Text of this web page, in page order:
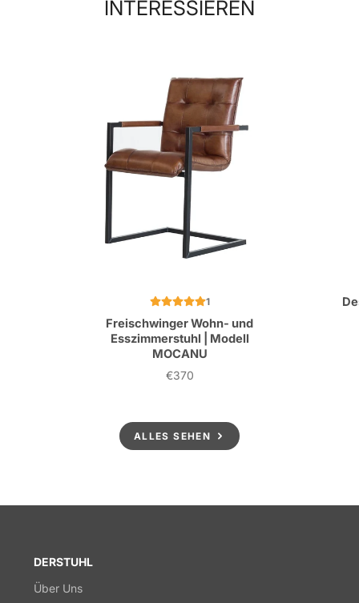
INTERESSIEREN
1
Freischwinger Wohn- und
Esszimmerstuhl | Modell
MOCANU
Preis
€370
ALLES SEHEN
DERSTUHL
Über Uns